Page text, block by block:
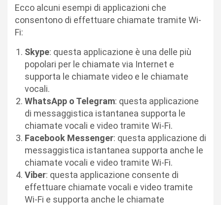
Ecco alcuni esempi di applicazioni che
consentono di effettuare chiamate tramite Wi-
Fi:
Skype: questa applicazione è una delle più
popolari per le chiamate via Internet e
supporta le chiamate video e le chiamate
vocali.
WhatsApp o Telegram: questa applicazione
di messaggistica istantanea supporta le
chiamate vocali e video tramite Wi-Fi.
Facebook Messenger: questa applicazione di
messaggistica istantanea supporta anche le
chiamate vocali e video tramite Wi-Fi.
Viber: questa applicazione consente di
effettuare chiamate vocali e video tramite
Wi-Fi e supporta anche le chiamate